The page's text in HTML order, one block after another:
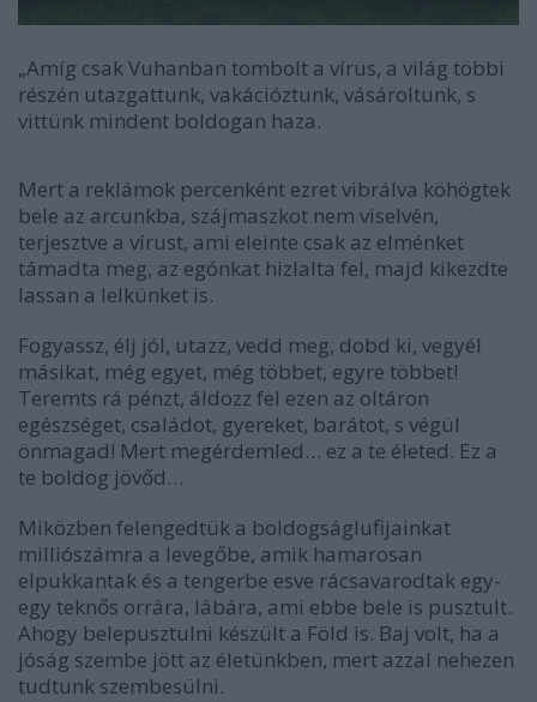
„Amíg csak Vuhanban tombolt a vírus, a világ többi
részén utazgattunk, vakációztunk, vásároltunk, s
vittünk mindent boldogan haza.
Mert a reklámok percenként ezret vibrálva köhögtek
bele az arcunkba, szájmaszkot nem viselvén,
terjesztve a vírust, ami eleinte csak az elménket
támadta meg, az egónkat hizlalta fel, majd kikezdte
lassan a lelkünket is.
Fogyassz, élj jól, utazz, vedd meg, dobd ki, vegyél
másikat, még egyet, még többet, egyre többet!
Teremts rá pénzt, áldozz fel ezen az oltáron
egészséget, családot, gyereket, barátot, s végül
önmagad! Mert megérdemled… ez a te életed. Ez a
te boldog jövőd…
Miközben felengedtük a boldogságlufijainkat
milliószámra a levegőbe, amik hamarosan
elpukkantak és a tengerbe esve rácsavarodtak egy-
egy teknős orrára, lábára, ami ebbe bele is pusztult.
Ahogy belepusztulni készült a Föld is. Baj volt, ha a
jóság szembe jött az életünkben, mert azzal nehezen
tudtunk szembesülni.